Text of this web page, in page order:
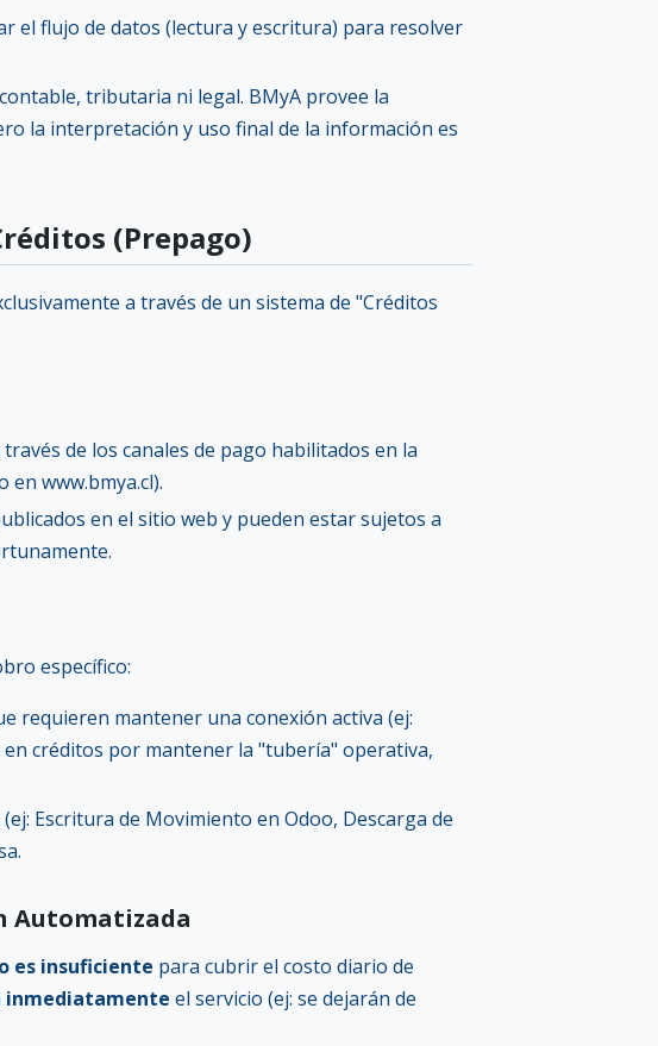
el flujo de datos (lectura y escritura) para resolver
tributaria ni legal. BMyA provee la
la interpretación y uso final de la información es
(Prepago)
a través de un sistema de "Créditos
de los canales de pago habilitados en la
www.bmya.cl).
en el sitio web y pueden estar sujetos a
específico:
requieren mantener una conexión activa (ej:
créditos por mantener la "tubería" operativa,
Escritura de Movimiento en Odoo, Descarga de
Automatizada
es insuficiente para cubrir el costo diario de
inmediatamente el servicio (ej: se dejarán de